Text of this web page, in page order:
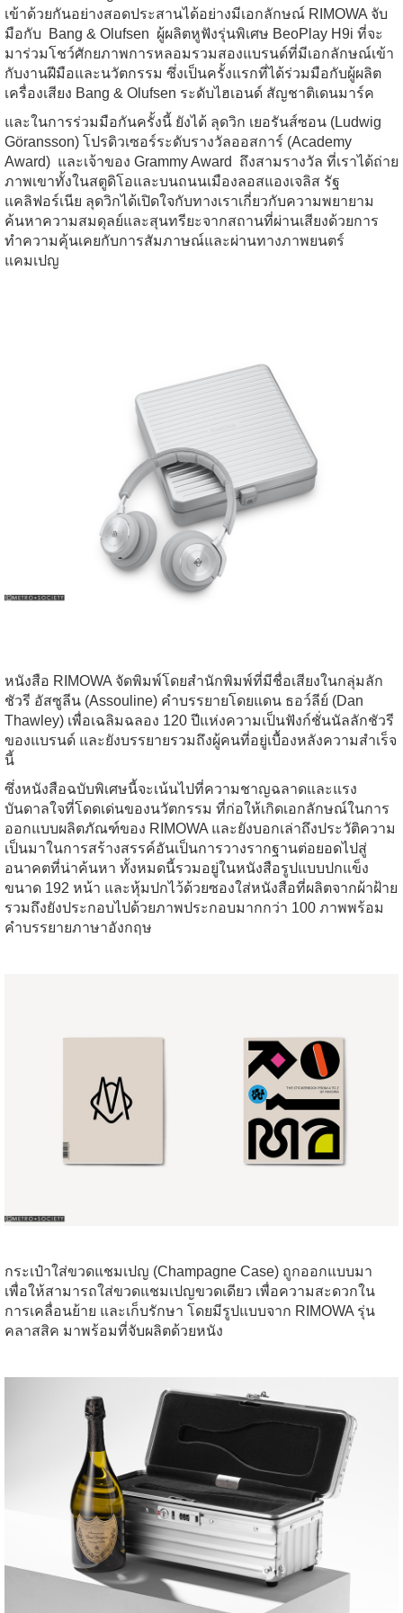
เข้าด้วยกันอย่างสอดประสานได้อย่างมีเอกลักษณ์ RIMOWA จับ
มือกับ
Bang & Olufsen ผู้ผลิตหูฟังรุ่นพิเศษ BeoPlay H9i ที่จะ
มาร่วมโชว์ศักยภาพการหลอมรวมสองแบรนด์ที่มีเอกลักษณ์เข้า
กับงานฝีมือและนวัตกรรม ซึ่งเป็นครั้งแรกที่ได้ร่วมมือกับผู้ผลิต
เครื่องเสียง Bang & Olufsen ระดับไฮเอนด์ สัญชาติเดนมาร์ค
และในการร่วมมือกันครั้งนี้ ยังได้ ลุดวิก เยอรันส์ซอน (Ludwig
Göransson) โปรดิวเซอร์ระดับรางวัลออสการ์ (Academy
Award) และเจ้าของ Grammy Award ถึงสามรางวัล ที่เราได้ถ่าย
ภาพเขาทั้งในสตูดิโอและบนถนนเมืองลอสแองเจลิส รัฐ
แคลิฟอร์เนีย ลุดวิกได้เปิดใจกับทางเราเกี่ยวกับความพยายาม
ค้นหาความสมดุลย์และสุนทรียะจากสถานที่ผ่านเสียงด้วยการ
ทำความคุ้นเคยกับการสัมภาษณ์และผ่านทางภาพยนตร์
แคมเปญ
หนังสือ RIMOWA จัดพิมพ์โดยสำนักพิมพ์ที่มีชื่อเสียงในกลุ่มลัก
ชัวรี อัสซูลีน (Assouline) คำบรรยายโดยแดน ธอว์ลีย์ (Dan
Thawley) เพื่อเฉลิมฉลอง 120 ปีแห่งความเป็นฟังก์ชั่นนัลลักชัวรี
ของแบรนด์ และยังบรรยายรวมถึงผู้คนที่อยู่เบื้องหลังความสำเร็จ
นี้
ซึ่งหนังสือฉบับพิเศษนี้จะเน้นไปที่ความชาญฉลาดและแรง
บันดาลใจที่โดดเด่นของนวัตกรรม ที่ก่อให้เกิดเอกลักษณ์ในการ
ออกแบบผลิตภัณฑ์ของ RIMOWA และยังบอกเล่าถึงประวัติความ
เป็นมาในการสร้างสรรค์อันเป็นการวางรากฐานต่อยอดไปสู่
อนาคตที่น่าค้นหา ทั้งหมดนี้รวมอยู่ในหนังสือรูปแบบปกแข็ง
ขนาด 192 หน้า และหุ้มปกไว้ด้วยซองใส่หนังสือที่ผลิตจากผ้าฝ้าย
รวมถึงยังประกอบไปด้วยภาพประกอบมากกว่า 100 ภาพพร้อม
คำบรรยายภาษาอังกฤษ
กระเป๋าใส่ขวดแชมเปญ (Champagne Case) ถูกออกแบบมา
เพื่อให้สามารถใส่ขวดแชมเปญขวดเดียว เพื่อความสะดวกใน
การเคลื่อนย้าย และเก็บรักษา โดยมีรูปแบบจาก RIMOWA รุ่น
คลาสสิค มาพร้อมที่จับผลิตด้วยหนัง